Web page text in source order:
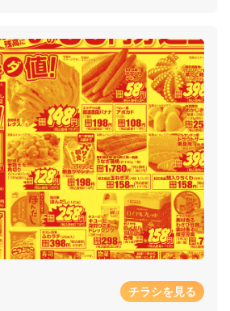
チラシを見る